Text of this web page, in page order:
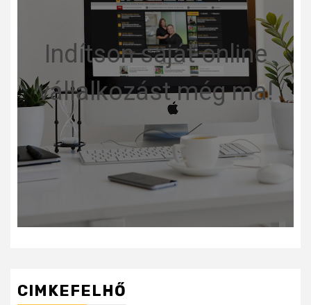
Indítson saját online
vállalkozást még ma!
CIMKEFELHŐ